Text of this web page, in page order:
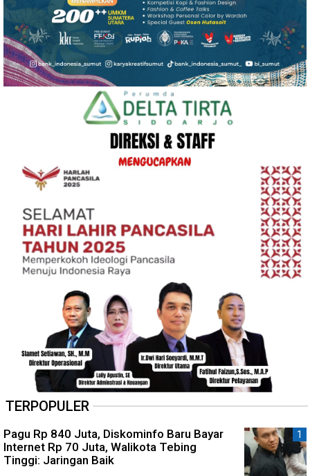
TERPOPULER
Pagu Rp 840 Juta, Diskominfo Baru Bayar
Internet Rp 70 Juta, Walikota Tebing
Tinggi: Jaringan Baik